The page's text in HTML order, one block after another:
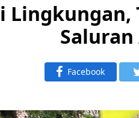
Facebook